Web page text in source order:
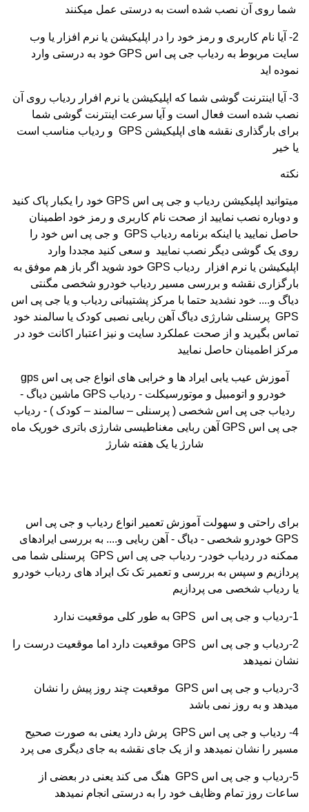
شما روی آن نصب شده است به درستی عمل میکنند
2- آیا نام کاربری و رمز خود را در اپلیکیشن یا نرم افزار یا وب
سایت مربوط به ردیاب جی پی اس GPS خود به درستی وارد
نموده اید
3- آیا اینترنت گوشی شما که اپلیکیشن یا نرم افرار ردیاب روی آن
نصب شده است فعال است و آیا سرعت اینترنت گوشی شما
برای بارگذاری نقشه های اپلیکیشن GPS و ردیاب مناسب است
یا خیر
نکته
میتوانید اپلیکیشن ردیاب و جی پی اس GPS خود را یکبار پاک کنید
و دوباره نصب نمایید از صحت نام کاربری و رمز خود اطمینان
حاصل نمایید یا اینکه برنامه ردیاب GPS و جی پی اس خود را
روی یک گوشی دیگر نصب نمایید و سعی کنید مجددا وارد
اپلیکیشن یا نرم افزار ردیاب GPS خود شوید اگر باز هم موفق به
بارگزاری نقشه و بررسی مسیر ردیاب خودرو شخصی مگنتی
دیاگ و.... خود نشدید حتما با مرکز پشتیبانی ردیاب و یا جی پی اس
GPS پرسنلی شارژی دیاگ آهن ربایی نصبی کودک یا سالمند خود
تماس بگیرید و از صحت عملکرد سایت و نیز اعتبار اکانت خود در
مرکز اطمینان حاصل نمایید
آموزش عیب یابی ایراد ها و خرابی های انواع جی پی اسgps
خودرو و اتومبیل و موتورسیکلت - ردیاب GPS ماشین دیاگ -
ردیاب جی پی اس شخصی ( پرسنلی – سالمند – کودک ) - ردیاب
جی پی اس GPS آهن ربایی مغناطیسی شارژی باتری خوریک ماه
شارژ یا یک هفته شارژ
برای راحتی و سهولت آموزش تعمیر انواع ردیاب و جی پی اس
GPS خودرو شخصی - دیاگ - آهن ربایی و.... به بررسی ایرادهای
ممکنه در ردیاب خودر- ردیاب جی پی اس GPS پرسنلی شما می
پردازیم و سپس به بررسی و تعمیر تک تک ایراد های ردیاب خودرو
یا ردیاب شخصی می پردازیم
1-ردیاب و جی پی اس GPS به طور کلی موقعیت ندارد
2-ردیاب و جی پی اس GPS موقعیت دارد اما موقعیت درست را
نشان نمیدهد
3-ردیاب و جی پی اس GPS موقعیت چند روز پیش را نشان
میدهد و به روز نمی باشد
4- ردیاب و جی پی اس GPS پرش دارد یعنی به صورت صحیح
مسیر را نشان نمیدهد و از یک جای نقشه به جای دیگری می پرد
5-ردیاب و جی پی اس GPS هنگ می کند یعنی در بعضی از
ساعات روز تمام وظایف خود را به درستی انجام نمیدهد